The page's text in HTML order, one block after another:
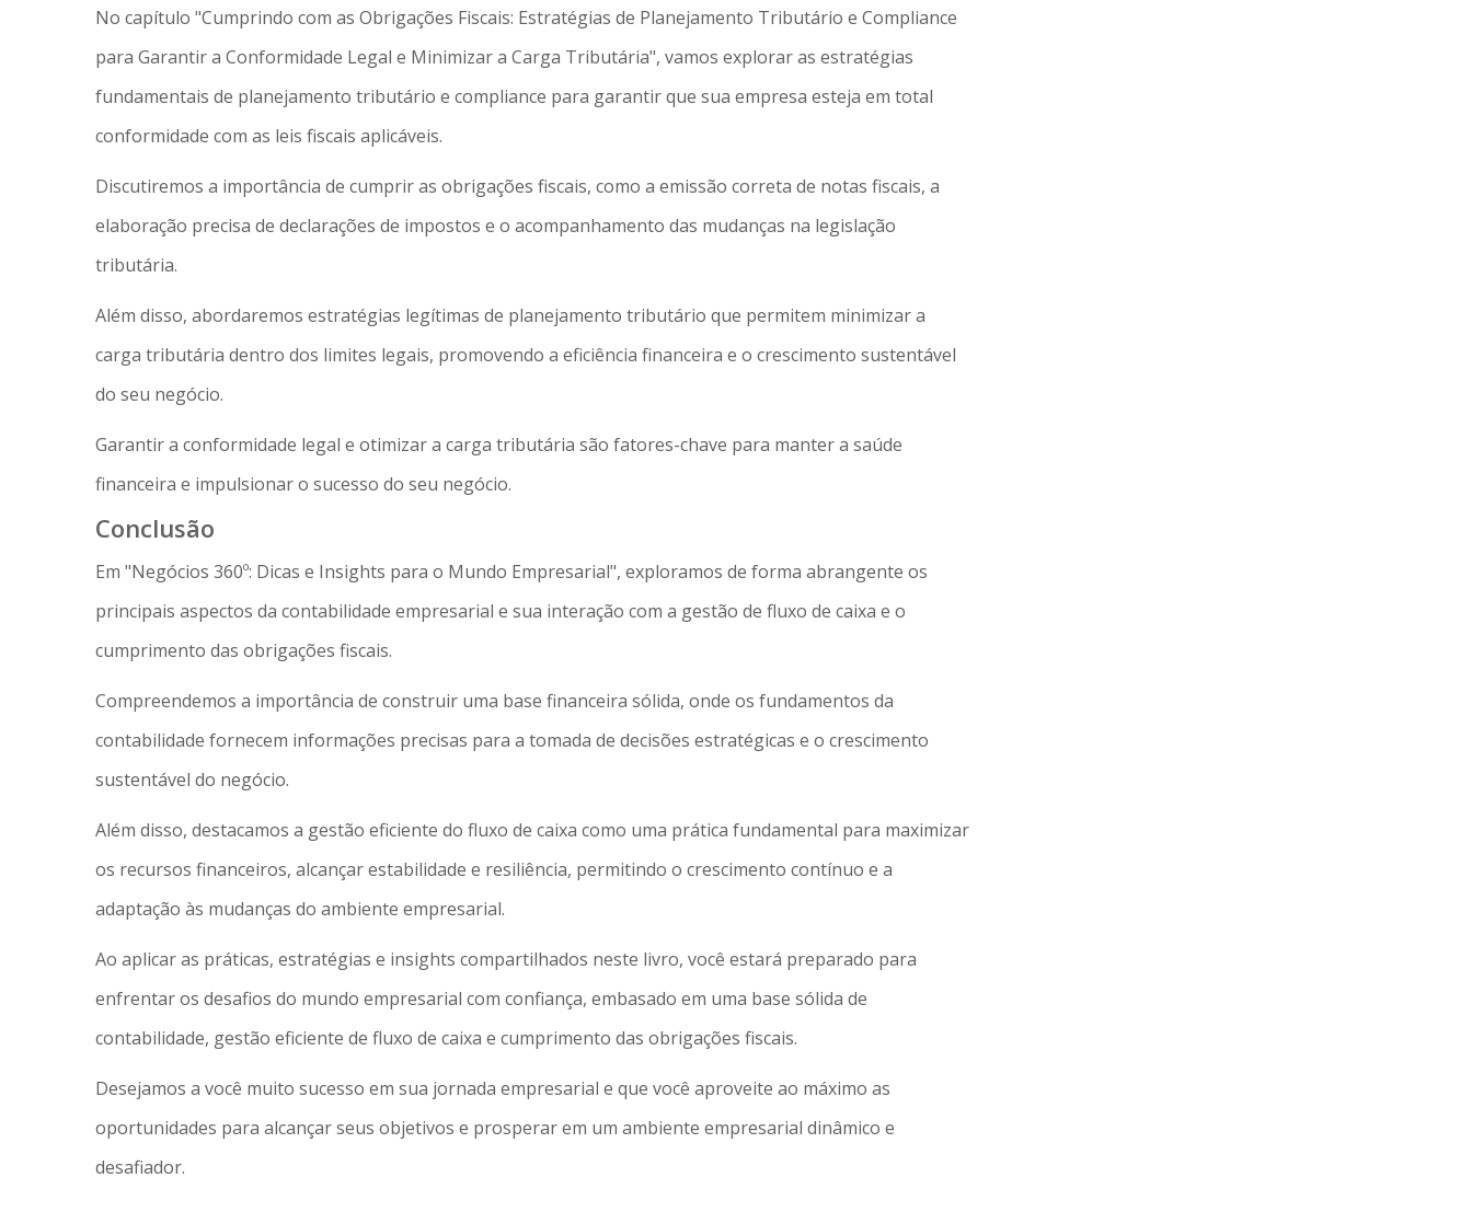
No capítulo "Cumprindo com as Obrigações Fiscais: Estratégias de Planejamento Tributário e Compliance
para Garantir a Conformidade Legal e Minimizar a Carga Tributária", vamos explorar as estratégias
fundamentais de planejamento tributário e compliance para garantir que sua empresa esteja em total
conformidade com as leis fiscais aplicáveis.
Discutiremos a importância de cumprir as obrigações fiscais, como a emissão correta de notas fiscais, a
elaboração precisa de declarações de impostos e o acompanhamento das mudanças na legislação
tributária.
Além disso, abordaremos estratégias legítimas de planejamento tributário que permitem minimizar a
carga tributária dentro dos limites legais, promovendo a eficiência financeira e o crescimento sustentável
do seu negócio.
Garantir a conformidade legal e otimizar a carga tributária são fatores-chave para manter a saúde
financeira e impulsionar o sucesso do seu negócio.
Conclusão
Em "Negócios 360º: Dicas e Insights para o Mundo Empresarial", exploramos de forma abrangente os
principais aspectos da contabilidade empresarial e sua interação com a gestão de fluxo de caixa e o
cumprimento das obrigações fiscais.
Compreendemos a importância de construir uma base financeira sólida, onde os fundamentos da
contabilidade fornecem informações precisas para a tomada de decisões estratégicas e o crescimento
sustentável do negócio.
Além disso, destacamos a gestão eficiente do fluxo de caixa como uma prática fundamental para maximizar
os recursos financeiros, alcançar estabilidade e resiliência, permitindo o crescimento contínuo e a
adaptação às mudanças do ambiente empresarial.
Ao aplicar as práticas, estratégias e insights compartilhados neste livro, você estará preparado para
enfrentar os desafios do mundo empresarial com confiança, embasado em uma base sólida de
contabilidade, gestão eficiente de fluxo de caixa e cumprimento das obrigações fiscais.
Desejamos a você muito sucesso em sua jornada empresarial e que você aproveite ao máximo as
oportunidades para alcançar seus objetivos e prosperar em um ambiente empresarial dinâmico e
desafiador.